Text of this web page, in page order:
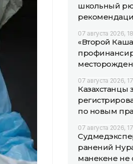
школьный
07 августа 2026,
«Второй
07 августа 2026,
Казахстанцы
по новым
07 августа 2026,
ранений
манекене не